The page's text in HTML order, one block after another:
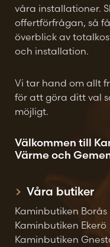
våra installationer.
offertförfrågan, så
överblick av
och installation.
Vi tar hand om allt
för att göra ditt val
möjligt.
Välkommen till
Värme och
Våra butiker
Kaminbutiken Borås
Kaminbutiken Ekerö
Kaminbutiken